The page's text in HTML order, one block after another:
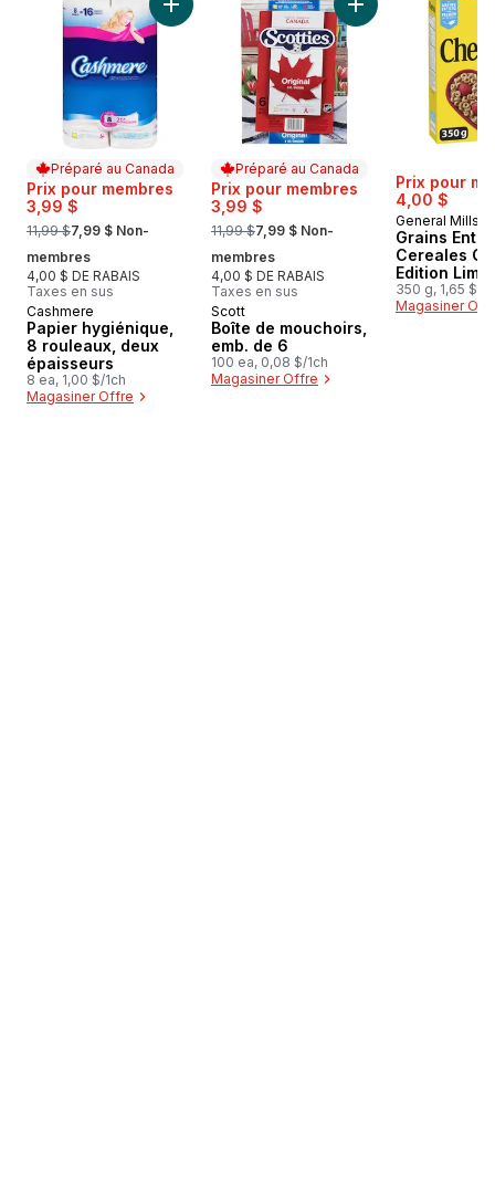
Préparé au Canada
Prix pour membres
3,99 $
, formerly:
11,99 $7,99 $ Non-
membres
4,00 $ DE RABAIS
Taxes en sus
Préparé au Canada
Cashmere
Papier hygiénique,
8 rouleaux, deux
épaisseurs
8 ea, 1,00 $/1ch
Magasiner Offre
Ajouter Papier hygiénique, 8 rouleaux,
Préparé au Canada
Prix pour membres
3,99 $
, formerly:
11,99 $7,99 $ Non-
membres
4,00 $ DE RABAIS
Taxes en sus
Préparé au Canada
Scott
Boîte de mouchoirs,
emb. de 6
100 ea, 0,08 $/1ch
Magasiner Offre
Ajouter Boîte de
Prix pour
4,00 $
General Mills
Grains
Cereales
Edition
350 g, 1,65 $/
Magasiner